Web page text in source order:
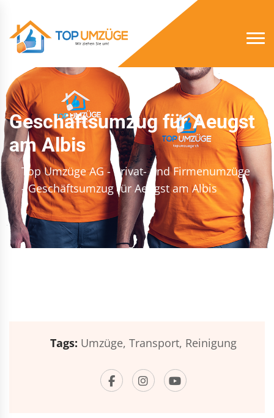
Geschäftsumzug für Aeugst
am Albis
Top Umzüge AG - Privat- und Firmenumzüge
- Geschäftsumzug für Aeugst am Albis
Tags: Umzüge, Transport, Reinigung